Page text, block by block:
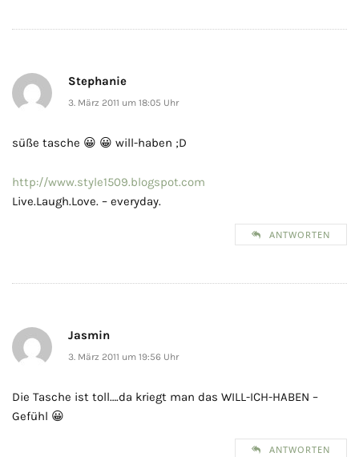
Stephanie
3. März 2011 um 18:05 Uhr
süße tasche 😀 😀 will-haben ;D
http://www.style1509.blogspot.com
Live.Laugh.Love. – everyday.
ANTWORTEN
Jasmin
3. März 2011 um 19:56 Uhr
Die Tasche ist toll….da kriegt man das WILL-ICH-HABEN –
Gefühl 😀
ANTWORTEN